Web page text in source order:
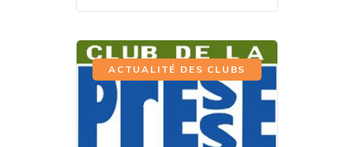
ACTUALITÉ DES CLUBS